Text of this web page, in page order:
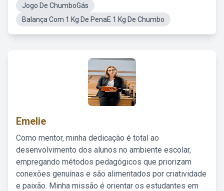
Jogo De ChumboGás
Balança Com 1 Kg De PenaE 1 Kg De Chumbo
Emelie
Como mentor, minha dedicação é total ao
desenvolvimento dos alunos no ambiente escolar,
empregando métodos pedagógicos que priorizam
conexões genuínas e são alimentados por criatividade
e paixão. Minha missão é orientar os estudantes em